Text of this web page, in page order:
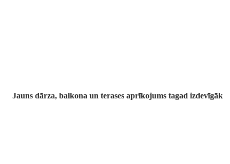
Jauns dārza, balkona un terases aprīkojums tagad izdevīgāk